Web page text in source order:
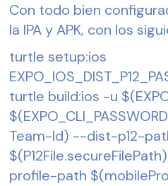
Con todo bien
la IPA y APK, con los
turtle setup:ios
turtle build:ios -u
Team-Id) --dist-p12-
profile-path